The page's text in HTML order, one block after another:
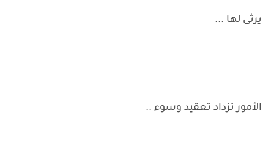
يرثى لها ...
الأمور تزداد تعقيد وسوء ..